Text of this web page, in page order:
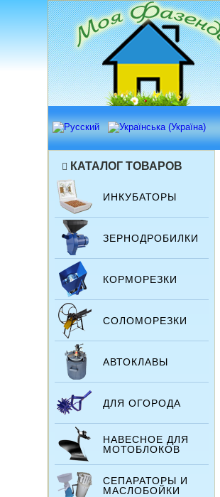
КАТАЛОГ ТОВАРОВ
ИНКУБАТОРЫ
ЗЕРНОДРОБИЛКИ
КОРМОРЕЗКИ
СОЛОМОРЕЗКИ
АВТОКЛАВЫ
ДЛЯ ОГОРОДА
НАВЕСНОЕ ДЛЯ
МОТОБЛОКОВ
СЕПАРАТОРЫ И
МАСЛОБОЙКИ